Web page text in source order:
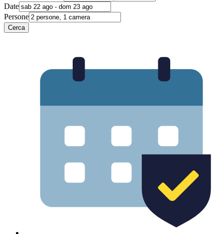
Date
Persone
Cerca